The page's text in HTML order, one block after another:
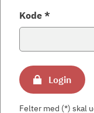
Kode *
Login
Felter med (*) skal